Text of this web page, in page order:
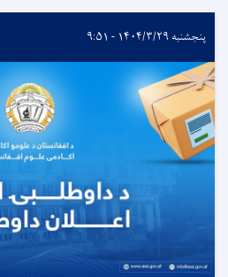
پنجشنبه ۱۴۰۴/۳/۲۹ - ۹:۵۱